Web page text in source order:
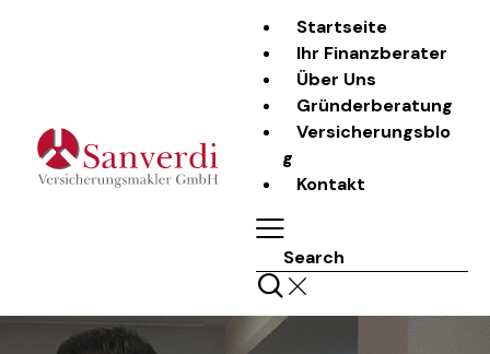
Startseite
Ihr Finanzberater
Über Uns
Gründerberatung
Versicherungsblo
g
Kontakt
Search